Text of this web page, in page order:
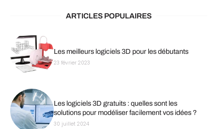
ARTICLES POPULAIRES
Les meilleurs logiciels 3D pour les débutants
23 février 2023
Les logiciels 3D gratuits : quelles sont les
solutions pour modéliser facilement vos idées ?
30 juillet 2024